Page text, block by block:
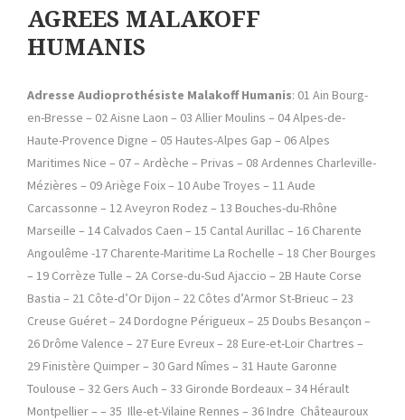
AGREES MALAKOFF
HUMANIS
Adresse Audioprothésiste Malakoff Humanis: 01 Ain Bourg-
en-Bresse – 02 Aisne Laon – 03 Allier Moulins – 04 Alpes-de-
Haute-Provence Digne – 05 Hautes-Alpes Gap – 06 Alpes
Maritimes Nice – 07 – Ardèche – Privas – 08 Ardennes Charleville-
Mézières – 09 Ariège Foix – 10 Aube Troyes – 11 Aude
Carcassonne – 12 Aveyron Rodez – 13 Bouches-du-Rhône
Marseille – 14 Calvados Caen – 15 Cantal Aurillac – 16 Charente
Angoulême -17 Charente-Maritime La Rochelle – 18 Cher Bourges
– 19 Corrèze Tulle – 2A Corse-du-Sud Ajaccio – 2B Haute Corse
Bastia – 21 Côte-d’Or Dijon – 22 Côtes d’Armor St-Brieuc – 23
Creuse Guéret – 24 Dordogne Périgueux – 25 Doubs Besançon –
26 Drôme Valence – 27 Eure Evreux – 28 Eure-et-Loir Chartres –
29 Finistère Quimper – 30 Gard Nîmes – 31 Haute Garonne
Toulouse – 32 Gers Auch – 33 Gironde Bordeaux – 34 Hérault
Montpellier – – 35 Ille-et-Vilaine Rennes – 36 Indre Châteauroux